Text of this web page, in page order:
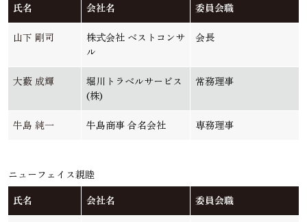
氏名
会社名 委員会職
山下 剛司
株式会社 ベストコンサ
ル
会長
大藪 成輝
堀川トラベルサービス
(株)
常務理事
牛島 純一 牛島商事 合名会社 専務理事
ニューフェイス親睦
氏名
会社名 委員会職